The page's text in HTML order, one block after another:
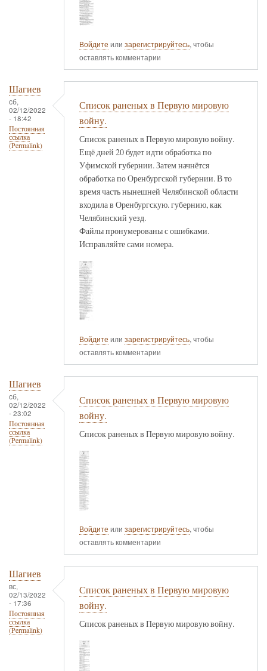
Войдите или зарегистрируйтесь, чтобы
оставлять комментарии
Шагиев
сб,
02/12/2022
- 18:42
Постоянная
ссылка
(Permalink)
Список раненых в Первую мировую
войну.
Список раненых в Первую мировую войну.
Ещё дней 20 будет идти обработка по
Уфимской губернии. Затем начнётся
обработка по Оренбургской губернии. В то
время часть нынешней Челябинской области
входила в Оренбургскую. губернию, как
Челябинский уезд.
Файлы пронумерованы с ошибками.
Исправляйте сами номера.
Войдите или зарегистрируйтесь, чтобы
оставлять комментарии
Шагиев
сб,
02/12/2022
- 23:02
Постоянная
ссылка
(Permalink)
Список раненых в Первую мировую
войну.
Список раненых в Первую мировую войну.
Войдите или зарегистрируйтесь, чтобы
оставлять комментарии
Шагиев
вс,
02/13/2022
- 17:36
Постоянная
ссылка
(Permalink)
Список раненых в Первую мировую
войну.
Список раненых в Первую мировую войну.